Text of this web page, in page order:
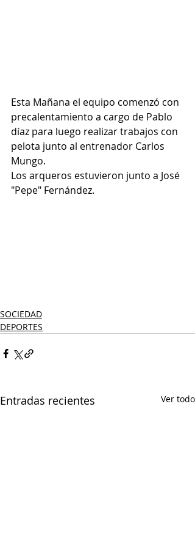
Esta Mañana el equipo comenzó con
precalentamiento a cargo de Pablo
díaz para luego realizar trabajos con
pelota junto al entrenador Carlos
Mungo.
Los arqueros estuvieron junto a José
"Pepe" Fernández.
SOCIEDAD
DEPORTES
Entradas recientes Ver todo